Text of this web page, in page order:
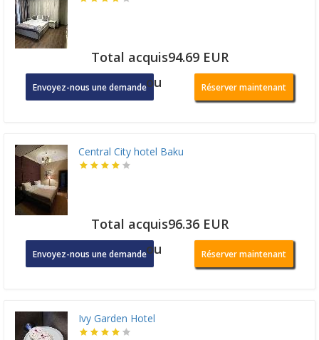
Total acquis94.69 EUR
Envoyez-nous une demandeou Réserver maintenant
Central City hotel Baku
Total acquis96.36 EUR
Envoyez-nous une demandeou Réserver maintenant
Ivy Garden Hotel